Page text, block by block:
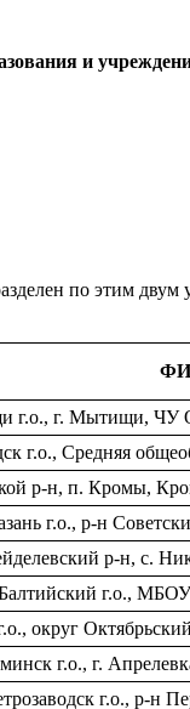
и
по этим
г.о., г. Мытищи, ЧУ
г.о., Средняя
р-н, п. Кромы,
г.о., р-н
р-н, с.
Балтийский г.о.,
округ
г.о., г.
г.о., р-н